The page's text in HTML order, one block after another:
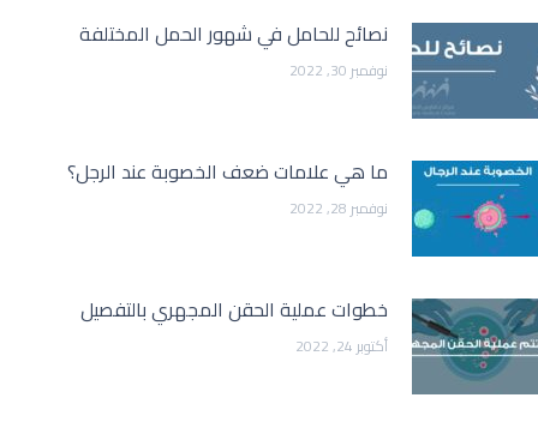
نصائح للحامل في شهور الحمل المختلفة
نوفمبر 30, 2022
ما هي علامات ضعف الخصوبة عند الرجل؟
نوفمبر 28, 2022
خطوات عملية الحقن المجهري بالتفصيل
أكتوبر 24, 2022